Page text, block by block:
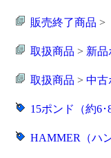
販売終了商品 >
取扱商品 > 新品
取扱商品 >中古
15ポンド（約6･
HAMMER（ハ